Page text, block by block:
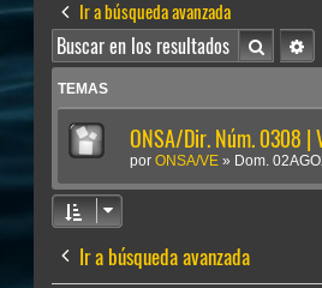
Ir a búsqueda avanzada
Buscar
TEMAS
ONSA/Dir. Núm. 0308 |
por ONSA/VE » Dom.
Ir a búsqueda avanzada